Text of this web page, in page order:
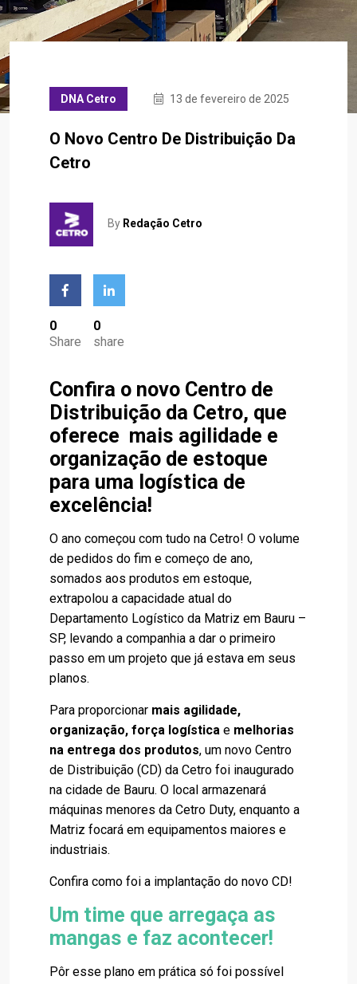
DNA Cetro 13 de fevereiro de 2025
O Novo Centro De Distribuição Da
Cetro
By Redação Cetro
0
Share
0
share
Confira o novo Centro de
Distribuição da Cetro, que
oferece mais agilidade e
organização de estoque
para uma logística de
excelência!
O ano começou com tudo na Cetro! O volume
de pedidos do fim e começo de ano,
somados aos produtos em estoque,
extrapolou a capacidade atual do
Departamento Logístico da Matriz em Bauru –
SP, levando a companhia a dar o primeiro
passo em um projeto que já estava em seus
planos.
Para proporcionar mais agilidade,
organização, força logística e melhorias
na entrega dos produtos, um novo Centro
de Distribuição (CD) da Cetro foi inaugurado
na cidade de Bauru. O local armazenará
máquinas menores da Cetro Duty, enquanto a
Matriz focará em equipamentos maiores e
industriais.
Confira como foi a implantação do novo CD!
Um time que arregaça as
mangas e faz acontecer!
Pôr esse plano em prática só foi possível